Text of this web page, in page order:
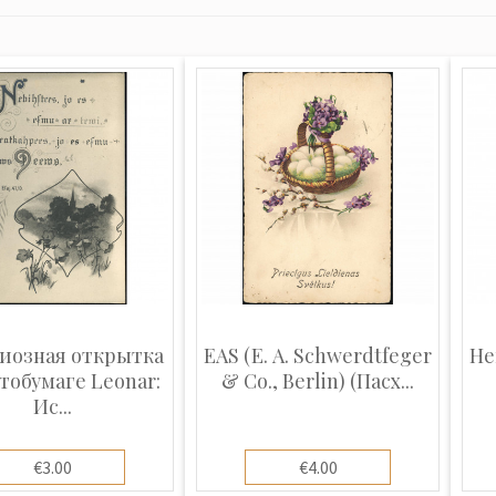
открытка
Leonar:
Ис...
€3.00
EAS (E. A. Schwerdtfeger
& Co., Berlin) (Пасх...
€4.00